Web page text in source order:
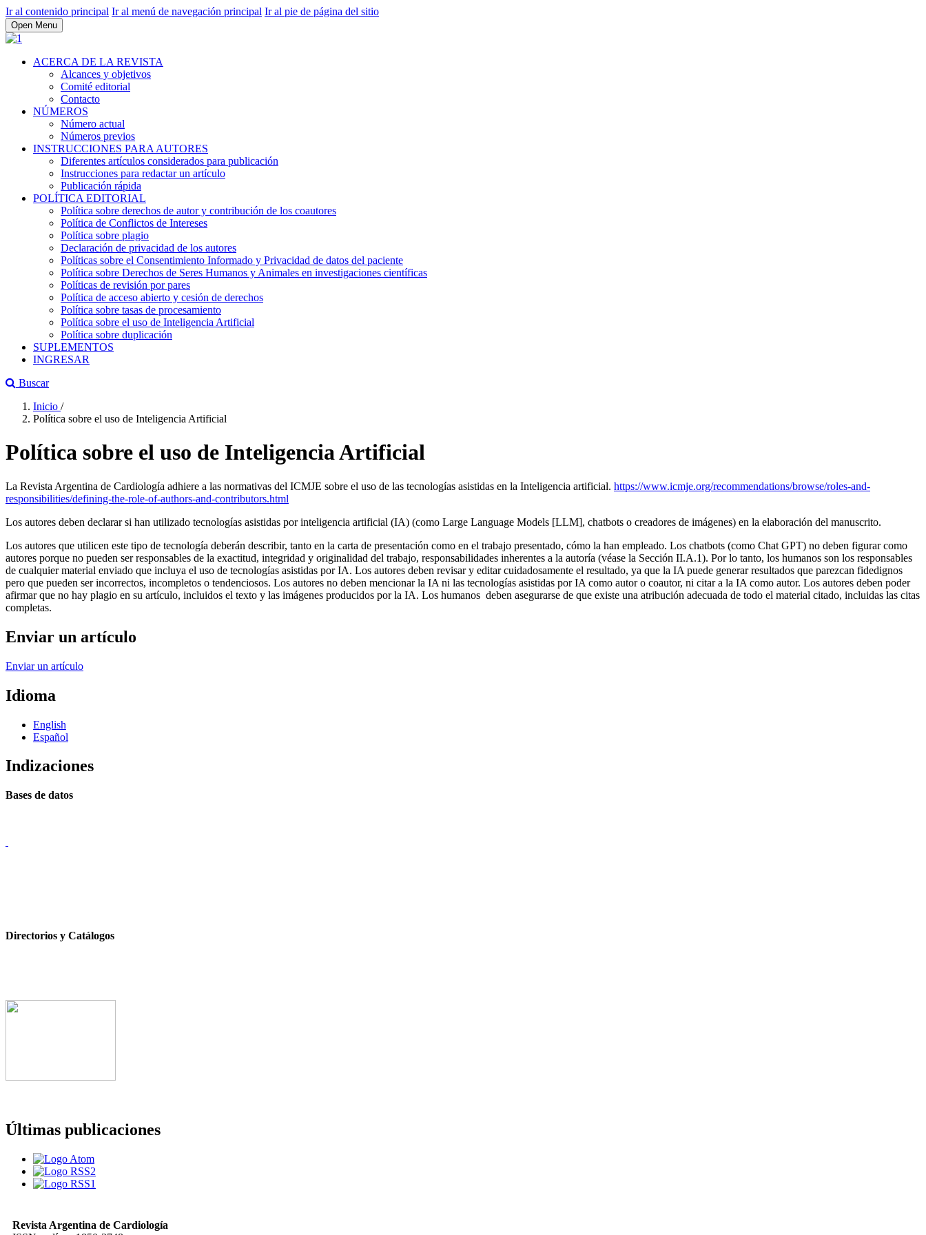
Ir al contenido principal Ir al menú de navegación principal Ir al pie de página del sitio
Open Menu
ACERCA DE LA REVISTA
Alcances y objetivos
Comité editorial
Contacto
NÚMEROS
Número actual
Números previos
INSTRUCCIONES PARA AUTORES
Diferentes artículos considerados para publicación
Instrucciones para redactar un artículo
Publicación rápida
POLÍTICA EDITORIAL
Política sobre derechos de autor y contribución de los coautores
Política de Conflictos de Intereses
Política sobre plagio
Declaración de privacidad de los autores
Políticas sobre el Consentimiento Informado y Privacidad de datos del paciente
Política sobre Derechos de Seres Humanos y Animales en investigaciones científicas
Políticas de revisión por pares
Política de acceso abierto y cesión de derechos
Política sobre tasas de procesamiento
Política sobre el uso de Inteligencia Artificial
Política sobre duplicación
SUPLEMENTOS
INGRESAR
Buscar
Inicio /
Política sobre el uso de Inteligencia Artificial
Política sobre el uso de Inteligencia Artificial
La Revista Argentina de Cardiología adhiere a las normativas del ICMJE sobre el uso de las tecnologías asistidas en la Inteligencia artificial. https://www.icmje.org/recommendations/browse/roles-and-
responsibilities/defining-the-role-of-authors-and-contributors.html
Los autores deben declarar si han utilizado tecnologías asistidas por inteligencia artificial (IA) (como Large Language Models [LLM], chatbots o creadores de imágenes) en la elaboración del manuscrito.
Los autores que utilicen este tipo de tecnología deberán describir, tanto en la carta de presentación como en el trabajo presentado, cómo la han empleado. Los chatbots (como Chat GPT) no deben figurar como
autores porque no pueden ser responsables de la exactitud, integridad y originalidad del trabajo, responsabilidades inherentes a la autoría (véase la Sección II.A.1). Por lo tanto, los humanos son los responsables
de cualquier material enviado que incluya el uso de tecnologías asistidas por IA. Los autores deben revisar y editar cuidadosamente el resultado, ya que la IA puede generar resultados que parezcan fidedignos
pero que pueden ser incorrectos, incompletos o tendenciosos. Los autores no deben mencionar la IA ni las tecnologías asistidas por IA como autor o coautor, ni citar a la IA como autor. Los autores deben poder
afirmar que no hay plagio en su artículo, incluidos el texto y las imágenes producidos por la IA. Los humanos deben asegurarse de que existe una atribución adecuada de todo el material citado, incluidas las citas
completas.
Enviar un artículo
Enviar un artículo
Idioma
English
Español
Indizaciones
Bases de datos
Directorios y Catálogos
Últimas publicaciones
Revista Argentina de Cardiología